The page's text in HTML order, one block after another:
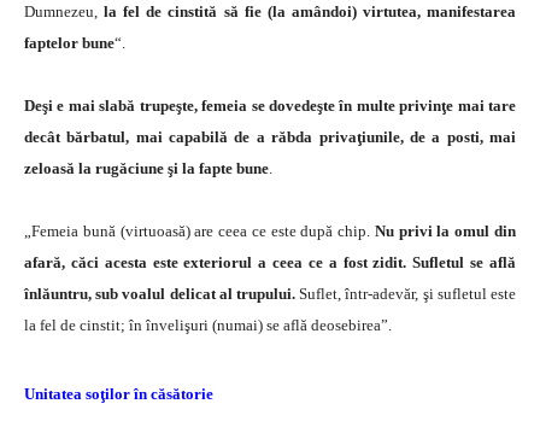
Dumnezeu, la fel de cinstită să fie (la amândoi) virtutea, manifestarea
faptelor bune“.
Deşi e mai slabă trupeşte, femeia se dovedeşte în multe privinţe mai tare
decât bărbatul, mai capabilă de a răbda privaţiunile, de a posti, mai
zeloasă la rugăciune şi la fapte bune
„Femeia bună (virtuoasă) are ceea ce este după chip. Nu privi la omul din
afară, căci acesta este exteriorul a ceea ce a fost zidit. Sufletul se află
înlăuntru, sub voalul delicat al trupului.Suflet, într-adevăr, şi sufletul este
la fel de cinstit; în învelişuri (numai) se află deosebirea”.
Unitatea soţilor în căsătorie